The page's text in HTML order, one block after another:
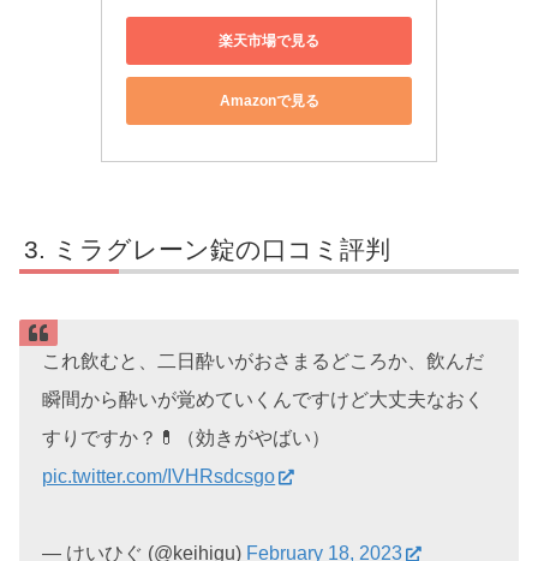
楽天市場で見る
Amazonで見る
ミラグレーン錠の口コミ評判
これ飲むと、二日酔いがおさまるどころか、飲んだ
瞬間から酔いが覚めていくんですけど大丈夫なおく
すりですか？💊（効きがやばい）
pic.twitter.com/IVHRsdcsgo
— けいひぐ (@keihigu) February 18, 2023